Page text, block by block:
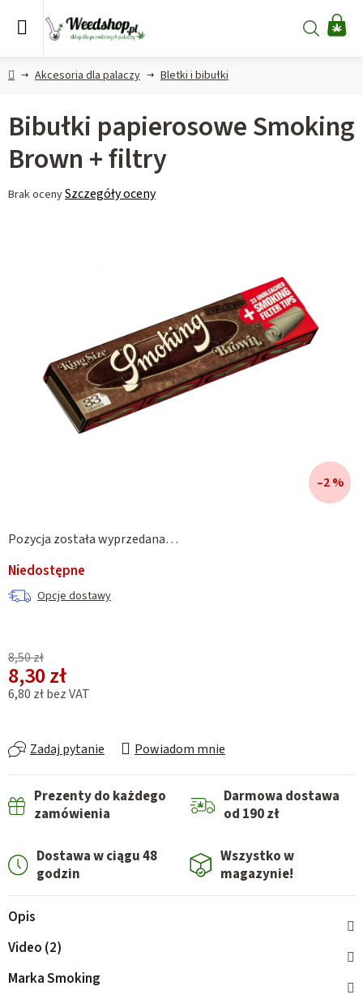
Szukaj
HomeAkcesoria dla palaczy Bletki i bibułki
Pozycja została wyprzedana…
Niedostępne
Opcje dostawy
8,50 zł
8,30 zł
6,80 zł bez VAT
Zadaj pytanie Powiadom mnie
Bibułki papierosowe Smoking
Brown + filtry
Średnia
Brak ocenySzczegóły oceny
–2 %
Prezenty do każdego
zamówienia
Darmowa dostawa
od 190 zł
Dostawa w ciągu 48
godzin
Wszystko w
magazynie!
Opis
Video (2)
MarkaSmoking